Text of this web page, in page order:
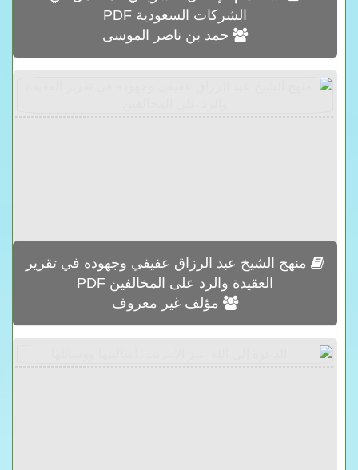
الشركات السعودية PDF
حمد بن ناصر الموسى
منهج الشيخ عبد الرزاق عفيفي وجهوده في تقرير
العقيدة والرد على المخالفين PDF
مؤلف غير معروف